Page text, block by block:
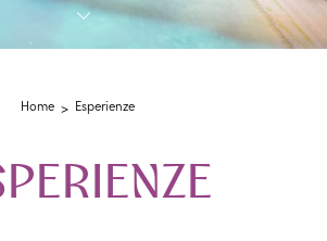
Home Esperienze